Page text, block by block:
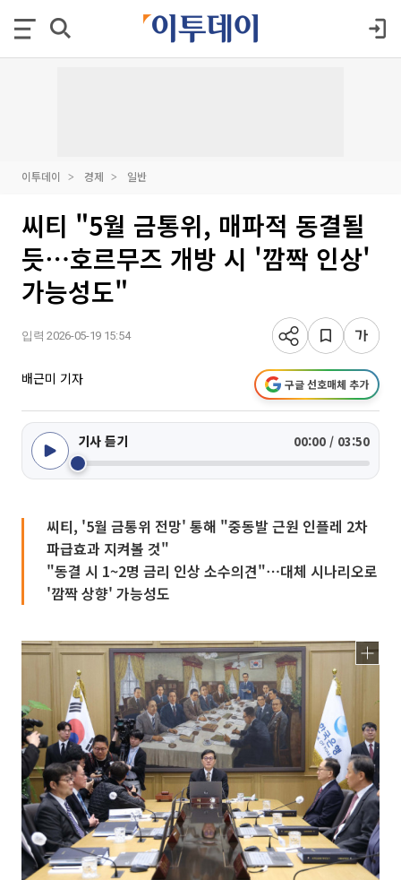
이투데이 경제 일반
씨티 "5월 금통위, 매파적 동결될
듯⋯호르무즈 개방 시 '깜짝 인상'
가능성도"
입력 2026-05-19 15:54
배근미 기자 구글 선호매체 추가
기사 듣기 00:00 / 03:50
씨티, '5월 금통위 전망' 통해 "중동발 근원 인플레 2차
파급효과 지켜볼 것"
"동결 시 1~2명 금리 인상 소수의견"⋯대체 시나리오로
'깜짝 상향' 가능성도